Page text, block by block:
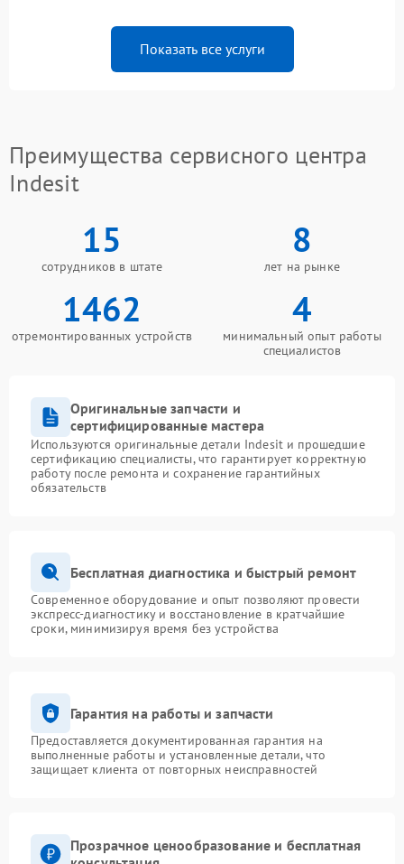
Показать все услуги
Преимущества сервисного центра
Indesit
15
сотрудников в штате
8
лет на рынке
1462
отремонтированных устройств
4
минимальный опыт работы
специалистов
Оригинальные запчасти и
сертифицированные мастера
Используются оригинальные детали Indesit и прошедшие
сертификацию специалисты, что гарантирует корректную
работу после ремонта и сохранение гарантийных
обязательств
Бесплатная диагностика и быстрый ремонт
Современное оборудование и опыт позволяют провести
экспресс-диагностику и восстановление в кратчайшие
сроки, минимизируя время без устройства
Гарантия на работы и запчасти
Предоставляется документированная гарантия на
выполненные работы и установленные детали, что
защищает клиента от повторных неисправностей
Прозрачное ценообразование и бесплатная